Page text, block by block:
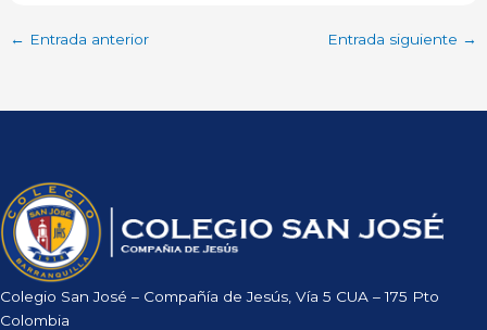
← Entrada anterior Entrada siguiente →
Colegio San José – Compañía de Jesús, Vía 5 CUA – 175 Pto
Colombia